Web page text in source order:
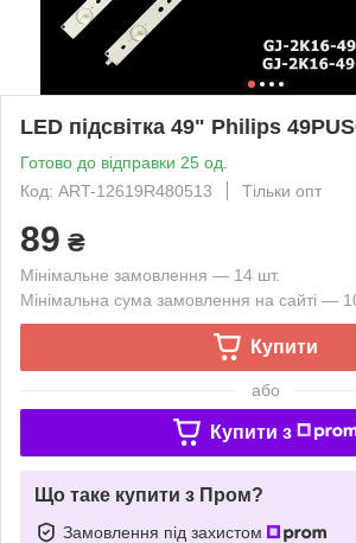
LED підсвітка 49" Philips
Готово до відправки 25 од.
Код: ART-12619R480513
Тільки опт
89 ₴
Мінімальне замовлення — 14 шт.
Мінімальна сума замовлення на сайті —
Купити
або
Купити з
Що таке купити з Пром?
Замовлення під захистом